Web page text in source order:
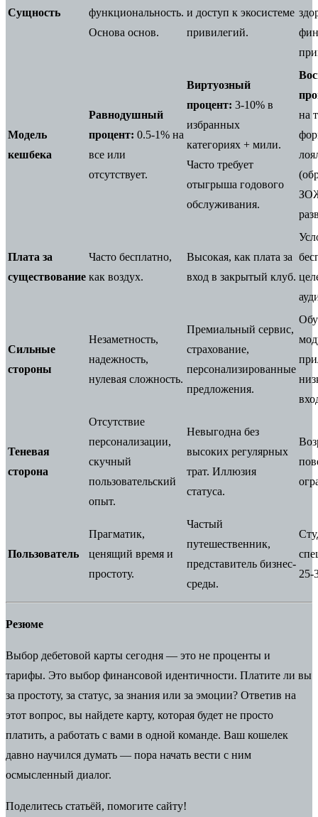
Сущность
функциональность.
Основа основ.
и доступ к экосистеме
привилегий.
Модель
кешбека
Равнодушный
процент: 0.5-1% на
все или
отсутствует.
Виртуозный
процент: 3-10% в
избранных
категориях + мили.
Часто требует
отыгрыша годового
обслуживания.
на
Плата за
существование
Часто бесплатно,
как воздух.
Высокая, как плата за
вход в закрытый клуб.
Сильные
стороны
Незаметность,
надежность,
нулевая сложность.
Премиальный сервис,
страхование,
персонализированные
предложения.
Теневая
сторона
Отсутствие
персонализации,
скучный
пользовательский
опыт.
Невыгодна без
высоких регулярных
трат. Иллюзия
статуса.
Пользователь
Прагматик,
ценящий время и
простоту.
Частый
путешественник,
представитель бизнес-
среды.
25-
Резюме
Выбор дебетовой карты сегодня — это не проценты и
тарифы. Это выбор финансовой идентичности. Платите ли вы
за простоту, за статус, за знания или за эмоции? Ответив на
этот вопрос, вы найдете карту, которая будет не просто
платить, а работать с вами в одной команде. Ваш кошелек
давно научился думать — пора начать вести с ним
осмысленный диалог.
Поделитесь статьёй, помогите сайту!